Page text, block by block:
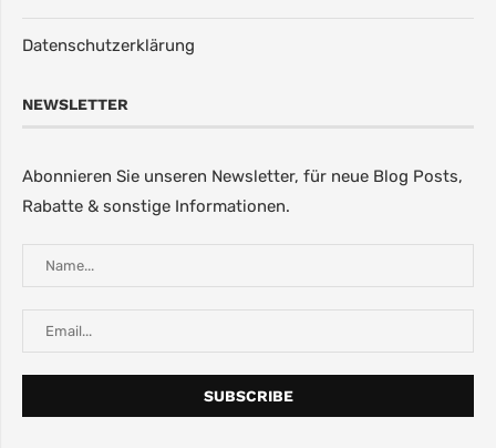
Datenschutzerklärung
NEWSLETTER
Abonnieren Sie unseren Newsletter, für neue Blog Posts,
Rabatte & sonstige Informationen.